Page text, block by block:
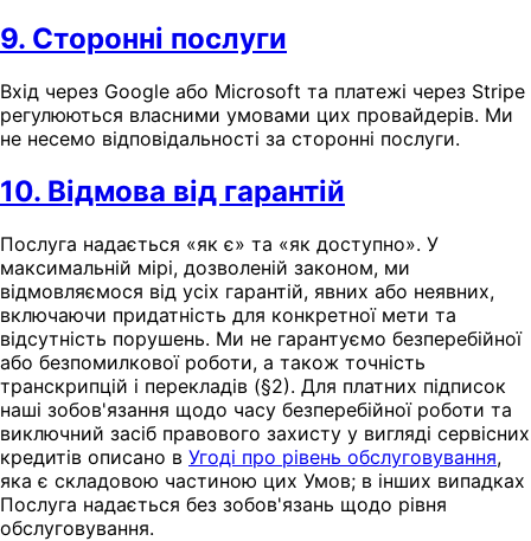
9. Сторонні послуги
Вхід через Google або Microsoft та платежі через Stripe
регулюються власними умовами цих провайдерів. Ми
не несемо відповідальності за сторонні послуги.
10. Відмова від гарантій
Послуга надається «як є» та «як доступно». У
максимальній мірі, дозволеній законом, ми
відмовляємося від усіх гарантій, явних або неявних,
включаючи придатність для конкретної мети та
відсутність порушень. Ми не гарантуємо безперебійної
або безпомилкової роботи, а також точність
транскрипцій і перекладів (§2). Для платних підписок
наші зобов'язання щодо часу безперебійної роботи та
виключний засіб правового захисту у вигляді сервісних
кредитів описано в Угоді про рівень обслуговування,
яка є складовою частиною цих Умов; в інших випадках
Послуга надається без зобов'язань щодо рівня
обслуговування.